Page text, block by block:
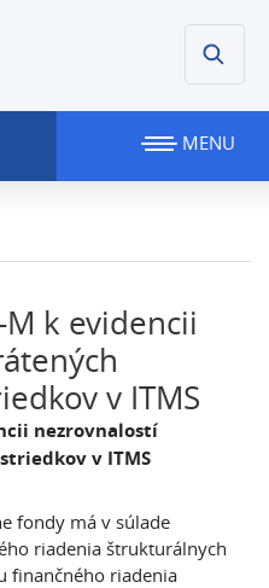
MENU
k evidencii
v ITMS
nezrovnalostí
v ITMS
fondy má v súlade
riadenia štrukturálnych
finančného riadenia